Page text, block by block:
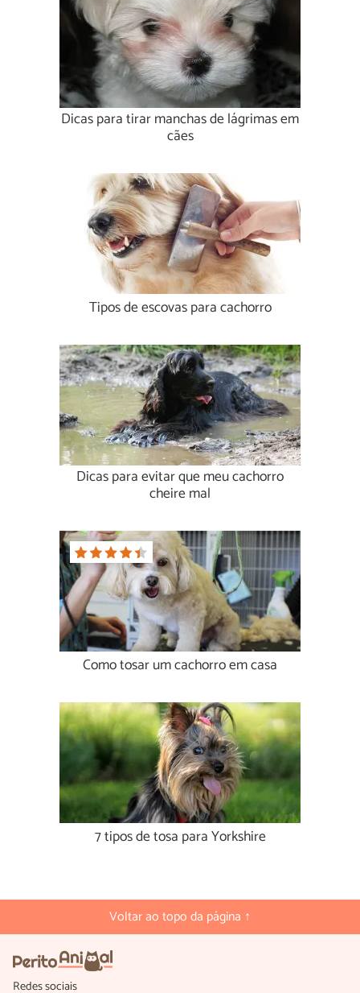
Dicas para tirar manchas de lágrimas em
cães
Tipos de escovas para cachorro
Dicas para evitar que meu cachorro
cheire mal
Como tosar um cachorro em casa
7 tipos de tosa para Yorkshire
Voltar ao topo da página ↑
Redes sociais